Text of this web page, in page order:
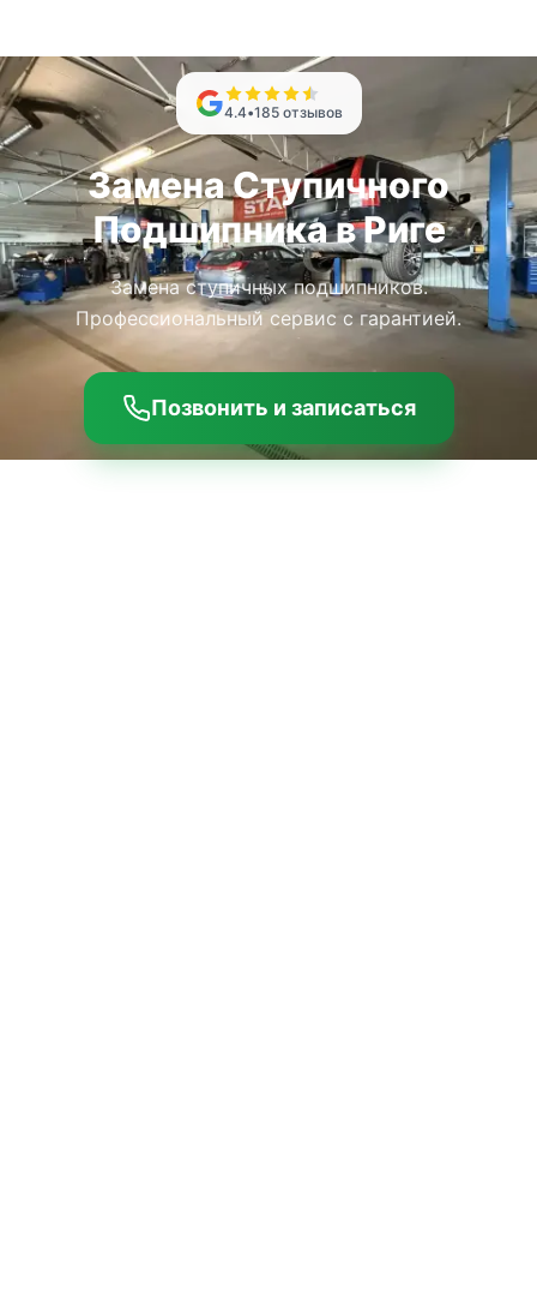
4.4•185 отзывов
Замена Ступичного
Подшипника в Риге
Замена ступичных подшипников.
Профессиональный сервис с гарантией.
Позвонить и записаться